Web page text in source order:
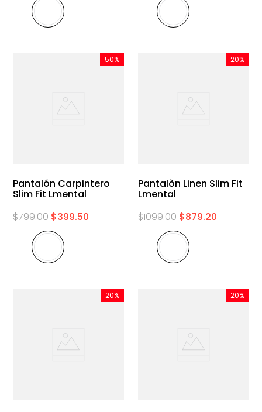
50%
Pantalón Carpintero
Slim Fit Lmental
$799.00 $399.50
20%
Pantalòn Linen Slim Fit
Lmental
$1099.00 $879.20
20% 20%